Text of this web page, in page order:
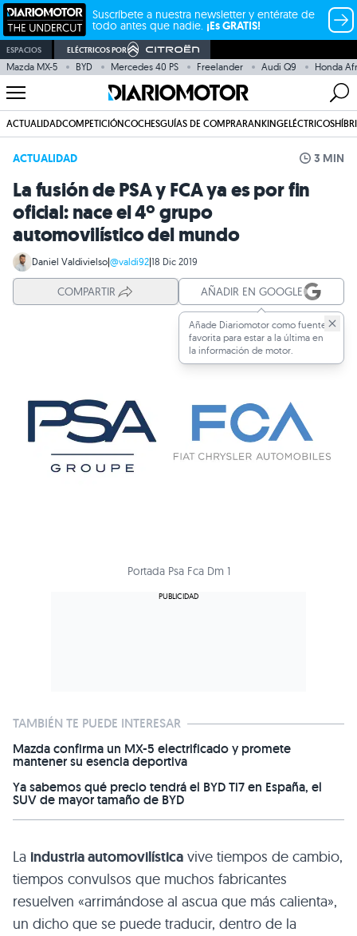
Suscríbete a nuestra newsletter y entérate de
todo antes que nadie. ¡Es GRATIS!
ESPACIOS ELÉCTRICOS POR
Mazda MX-5 BYD Mercedes 40 PS Freelander Audi Q9 Honda
ACTUALIDADCOMPETICIÓNCOCHESGUÍAS DE COMPRARANKINGELÉCTRICOS
ACTUALIDAD 3 MIN
La fusión de PSA y FCA ya es por fin
oficial: nace el 4º grupo
automovilístico del mundo
Daniel Valdivielso|@valdi92|18 Dic 2019
COMPARTIR AÑADIR EN GOOGLE
Añade Diariomotor como fuente
favorita para estar a la última en
la información de motor.
Portada Psa Fca Dm 1
TAMBIÉN TE PUEDE INTERESAR
Mazda confirma un MX-5 electrificado y promete
mantener su esencia deportiva
Ya sabemos qué precio tendrá el BYD Ti7 en España, el
SUV de mayor tamaño de BYD
La industria automovilística vive tiempos de cambio,
tiempos convulsos que muchos fabricantes
resuelven «arrimándose al ascua que más calienta»,
un dicho que se puede traducir, dentro de la